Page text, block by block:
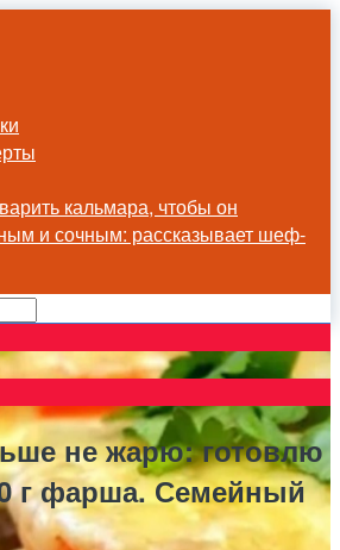
кальмара, чтобы он
и сочным: рассказывает шеф-
не жарю: готовлю
г фарша. Семейный